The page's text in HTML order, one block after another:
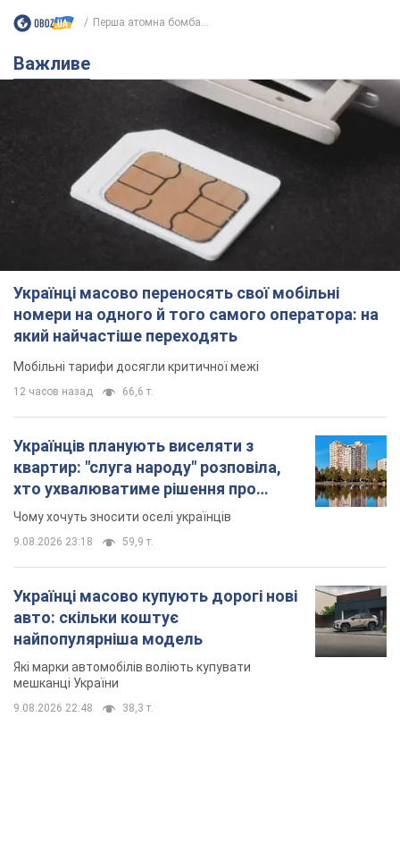
Перша атомна бомба...
Важливе
Українці масово переносять свої мобільні
номери на одного й того самого оператора: на
який найчастіше переходять
Мобільні тарифи досягли критичної межі
12 часов назад 66,6 т.
Українців планують виселяти з
квартир: "слуга народу" розповіла,
хто ухвалюватиме рішення про
знесення будинків
Чому хочуть зносити оселі українців
9.08.2026 23:18 59,9 т.
Українці масово купують дорогі нові
авто: скільки коштує
найпопулярніша модель
Які марки автомобілів воліють купувати
мешканці України
9.08.2026 22:48 38,3 т.